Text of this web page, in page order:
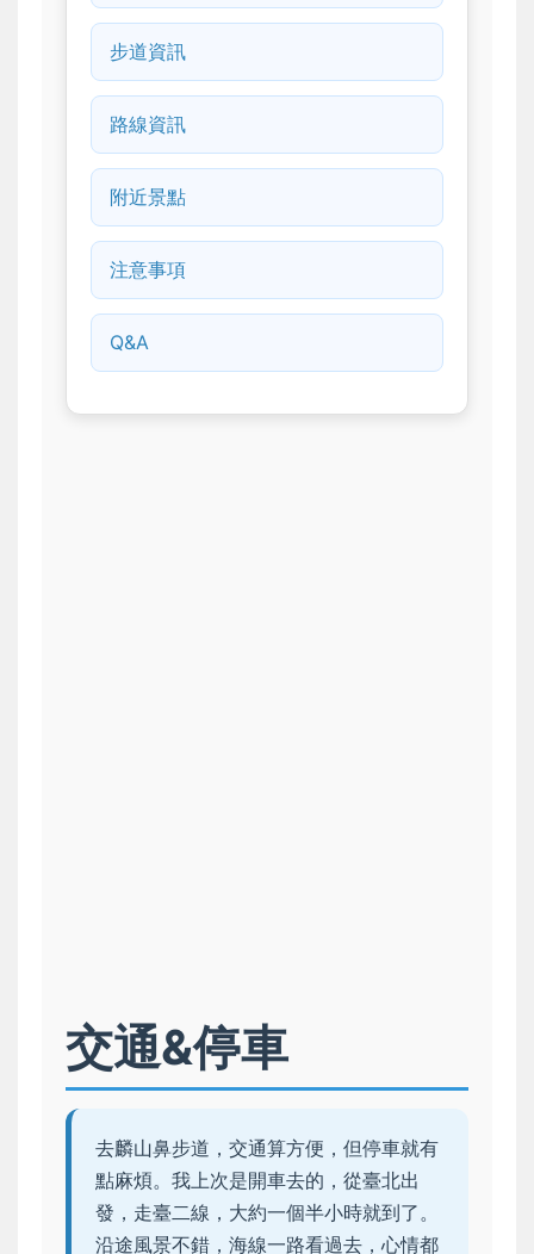
步道資訊
路線資訊
附近景點
注意事項
Q&A
交通&停車
去麟山鼻步道，交通算方便，但停車就有
點麻煩。我上次是開車去的，從臺北出
發，走臺二線，大約一個半小時就到了。
沿途風景不錯，海線一路看過去，心情都